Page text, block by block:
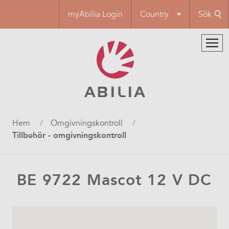
huvudinnehåll
myAbilia Login Country Sök
Länkstig
Hem Omgivningskontroll
Tillbehör - omgivningskontroll
BE 9722 Mascot 12 V DC